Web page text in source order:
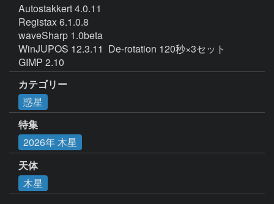
Autostakkert 4.0.11
Registax 6.1.0.8
waveSharp 1.0beta
WinJUPOS 12.3.11  De-rotation 120秒×3セット
GIMP 2.10
カテゴリー
惑星
特集
2026年 木星
天体
木星